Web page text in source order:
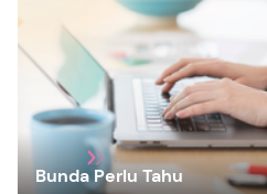
Bunda Perlu Tahu